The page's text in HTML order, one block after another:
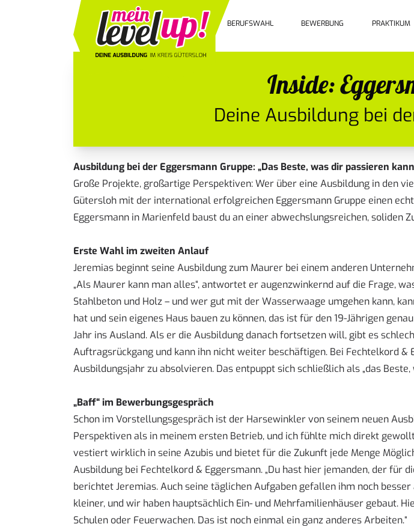
BERUFSWAHL BEWERBUNG PRAKTIKUM
Inside:
Deine Ausbildung bei
Ausbildung bei der Eggersmann Gruppe: „Das Beste, was dir passieren
Große Projekte, großartige Perspektiven: Wer über eine Ausbildung in den
Gütersloh mit der international erfolgreichen Eggersmann Gruppe einen
Eggersmann in Marienfeld baust du an einer abwechslungsreichen, soliden
Erste Wahl im zweiten Anlauf
Jeremias beginnt seine Ausbildung zum Maurer bei einem anderen
„Als Maurer kann man alles“, antwortet er augenzwinkernd auf die Frage,
Stahlbeton und Holz – und wer gut mit der Wasserwaage umgehen kann,
hat und sein eigenes Haus bauen zu können, das ist für den 19-Jährigen
Jahr ins Ausland. Als er die Ausbildung danach fortsetzen will, gibt es
Auftragsrückgang und kann ihn nicht weiter beschäftigen. Bei Fechtelkord
Ausbildungsjahr zu absolvieren. Das entpuppt sich schließlich als „das
„Baff“ im Bewerbungsgespräch
Schon im Vorstellungsgespräch ist der Harsewinkler von seinem neuen
Perspektiven als in meinem ersten Betrieb, und ich fühlte mich direkt
vestiert wirklich in seine Azubis und bietet für die Zukunft jede Menge
Ausbildung bei Fechtelkord & Eggersmann. „Du hast hier jemanden, der für
berichtet Jeremias. Auch seine täglichen Aufgaben gefallen ihm noch
kleiner, und wir haben hauptsächlich Ein- und Mehrfamilienhäuser gebaut.
Schulen oder Feuerwachen. Das ist noch einmal ein ganz anderes Arbeiten.“